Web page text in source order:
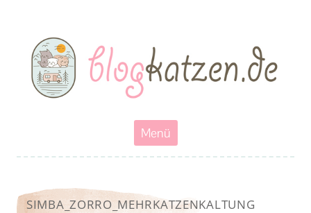
Blogkatzen
Menü
Inhalt
springen
SIMBA_ZORRO_MEHRKATZENKALTUNG